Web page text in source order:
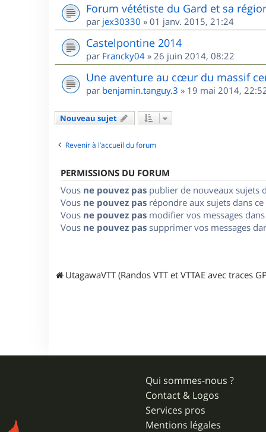
Forum vététiste du Gard et sa
par jex30330 » 01 janv. 2015, 21:24
Castelpontine 2014
par Francky04 » 26 juin 2014, 08:22
Une aventure au cœur du massif
par benjamin.tanguy.3 » 19 mai 2014,
Nouveau sujet
Revenir à l’accueil du forum
PERMISSIONS DU FORUM
Vous ne pouvez pas publier de nouveaux sujets
Vous ne pouvez pas répondre aux sujets dans
Vous ne pouvez pas modifier vos messages
Vous ne pouvez pas supprimer vos messages
UtagawaVTT (Randos VTT et VTTAE avec traces
Qui sommes-nous ?
Contact & Logos
Services pros
Mentions légales